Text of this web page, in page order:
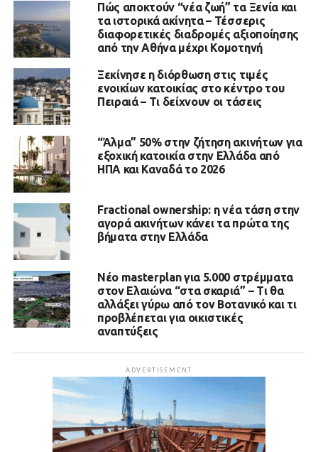
Πώς αποκτούν “νέα ζωή” τα Ξενία και
τα ιστορικά ακίνητα – Τέσσερις
διαφορετικές διαδρομές αξιοποίησης
από την Αθήνα μέχρι Κομοτηνή
Ξεκίνησε η διόρθωση στις τιμές
ενοικίων κατοικίας στο κέντρο του
Πειραιά – Τι δείχνουν οι τάσεις
“Άλμα” 50% στην ζήτηση ακινήτων για
εξοχική κατοικία στην Ελλάδα από
ΗΠΑ και Καναδά το 2026
Fractional ownership: η νέα τάση στην
αγορά ακινήτων κάνει τα πρώτα της
βήματα στην Ελλάδα
Νέο masterplan για 5.000 στρέμματα
στον Ελαιώνα “στα σκαριά” – Τι θα
αλλάξει γύρω από τον Βοτανικό και τι
προβλέπεται για οικιστικές
αναπτύξεις
ADVERTISEMENT